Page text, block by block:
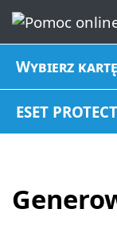
Wybierz kartę
ESET